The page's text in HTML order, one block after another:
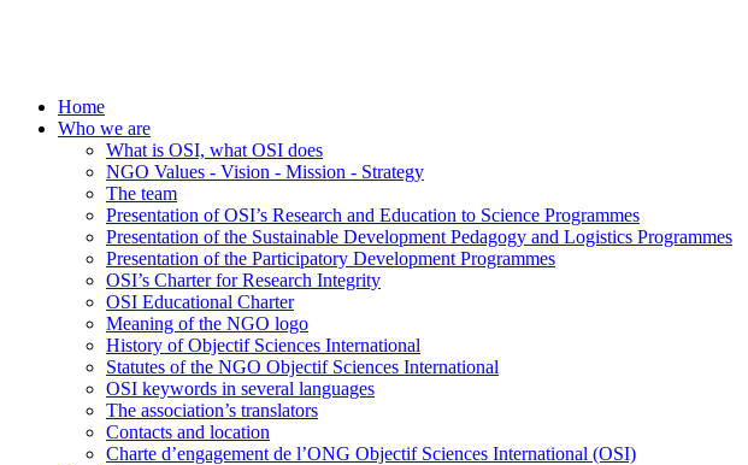
Home
Who we are
What is OSI, what OSI does
NGO Values - Vision - Mission - Strategy
The team
Presentation of OSI’s Research and Education to Science Programmes
Presentation of the Sustainable Development Pedagogy and Logistics Programmes
Presentation of the Participatory Development Programmes
OSI’s Charter for Research Integrity
OSI Educational Charter
Meaning of the NGO logo
History of Objectif Sciences International
Statutes of the NGO Objectif Sciences International
OSI keywords in several languages
The association’s translators
Contacts and location
Charte d’engagement de l’ONG Objectif Sciences International (OSI)